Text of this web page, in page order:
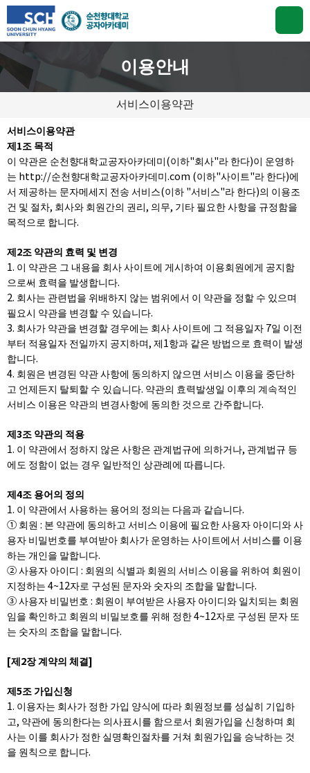
이용안내
서비스이용약관
서비스이용약관
제1조 목적
이 약관은 순천향대학교공자아카데미(이하"회사"라 한다)이 운영하
는 http://순천향대학교공자아카데미.com (이하"사이트"라 한다)에
서 제공하는 문자메세지 전송 서비스(이하 "서비스"라 한다)의 이용조
건 및 절차, 회사와 회원간의 권리, 의무, 기타 필요한 사항을 규정함을
목적으로 합니다.
제2조 약관의 효력 및 변경
1. 이 약관은 그 내용을 회사 사이트에 게시하여 이용회원에게 공지함
으로써 효력을 발생합니다.
2. 회사는 관련법을 위배하지 않는 범위에서 이 약관을 정할 수 있으며
필요시 약관을 변경할 수 있습니다.
3. 회사가 약관을 변경할 경우에는 회사 사이트에 그 적용일자 7일 이전
부터 적용일자 전일까지 공지하며, 제1항과 같은 방법으로 효력이 발생
합니다.
4. 회원은 변경된 약관 사항에 동의하지 않으면 서비스 이용을 중단하
고 언제든지 탈퇴할 수 있습니다. 약관의 효력발생일 이후의 계속적인
서비스 이용은 약관의 변경사항에 동의한 것으로 간주합니다.
제3조 약관의 적용
1. 이 약관에서 정하지 않은 사항은 관계법규에 의하거나, 관계법규 등
에도 정함이 없는 경우 일반적인 상관례에 따릅니다.
제4조 용어의 정의
1. 이 약관에서 사용하는 용어의 정의는 다음과 같습니다.
① 회원 : 본 약관에 동의하고 서비스 이용에 필요한 사용자 아이디와 사
용자 비밀번호를 부여받아 회사가 운영하는 사이트에서 서비스를 이용
하는 개인을 말합니다.
② 사용자 아이디 : 회원의 식별과 회원의 서비스 이용을 위하여 회원이
지정하는 4~12자로 구성된 문자와 숫자의 조합을 말합니다.
③ 사용자 비밀번호 : 회원이 부여받은 사용자 아이디와 일치되는 회원
임을 확인하고 회원의 비밀보호를 위해 정한 4~12자로 구성된 문자 또
는 숫자의 조합을 말합니다.
[제2장 계약의 체결]
제5조 가입신청
1. 이용자는 회사가 정한 가입 양식에 따라 회원정보를 성실히 기입하
고, 약관에 동의한다는 의사표시를 함으로서 회원가입을 신청하며 회
사는 이를 회사가 정한 실명확인절차를 거쳐 회원가입을 승낙하는 것
을 원칙으로 합니다.